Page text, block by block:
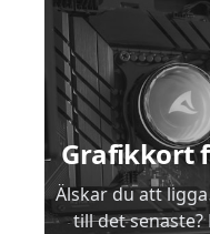
Grafikkort
Älskar du att
till det